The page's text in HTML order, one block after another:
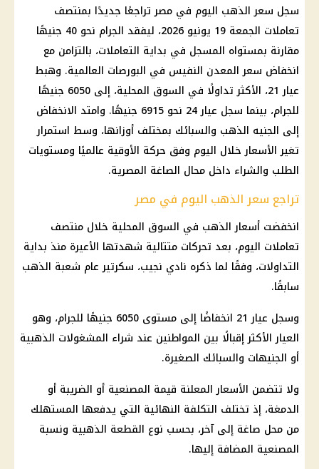
سجل سعر الذهب اليوم في مصر تراجعًا جديدًا بمنتصف
تعاملات الجمعة 19 يونيو 2026، ليفقد الجرام نحو 40 جنيهًا
مقارنة بمستواه المسجل في بداية التعاملات، بالتزامن مع
انخفاض سعر المعدن النفيس في البورصات العالمية. وهبط
عيار 21، الأكثر تداولًا في السوق المحلية، إلى 6050 جنيهًا
للجرام، بينما سجل عيار 24 نحو 6915 جنيهًا. وامتد الانخفاض
إلى الجنيه الذهب والسبائك بمختلف أوزانها، وسط استمرار
تغير الأسعار خلال اليوم وفق حركة الأوقية عالميًا ومستويات
الطلب والشراء داخل محال الصاغة المصرية.
تراجع سعر الذهب اليوم في مصر
انخفضت أسعار الذهب في السوق المحلية خلال منتصف
تعاملات اليوم، بعد تحركات متتالية شهدتها الأعيرة منذ بداية
التداولات، وفقًا لما ذكره نادي نجيب، سكرتير عام شعبة الذهب
سابقًا.
وسجل عيار 21 انخفاضًا إلى مستوى 6050 جنيهًا للجرام، وهو
العيار الأكثر إقبالًا بين المواطنين عند شراء المشغولات الذهبية
أو الجنيهات والسبائك الصغيرة.
ولا تتضمن الأسعار المعلنة قيمة المصنعية أو الضريبة أو
الدمغة، إذ تختلف التكلفة النهائية التي يدفعها المستهلك
من محل صاغة إلى آخر، بحسب نوع القطعة الذهبية ونسبة
المصنعية المضافة إليها.